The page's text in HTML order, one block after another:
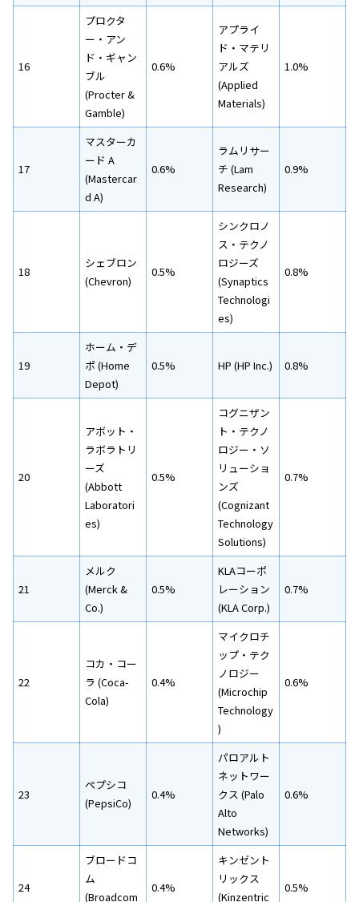
16
プロクタ
ー・アン
ド・ギャン
ブル
(Procter &
Gamble)
0.6%
アプライ
ド・マテリ
アルズ
(Applied
Materials)
1.0%
17
マスターカ
ード A
(Mastercar
d A)
0.6%
ラムリサー
チ (Lam
Research)
0.9%
18
シェブロン
(Chevron)
0.5%
シンクロノ
ス・テクノ
ロジーズ
(Synaptics
Technologi
es)
0.8%
19
ホーム・デ
ポ (Home
Depot)
0.5% HP (HP Inc.) 0.8%
20
アボット・
ラボラトリ
ーズ
(Abbott
Laboratori
es)
0.5%
コグニザン
ト・テクノ
ロジー・ソ
リューショ
ンズ
(Cognizant
Technology
Solutions)
0.7%
21
メルク
(Merck &
Co.)
0.5%
KLAコーポ
レーション
(KLA Corp.)
0.7%
22
コカ・コー
ラ (Coca-
Cola)
0.4%
マイクロチ
ップ・テク
ノロジー
(Microchip
Technology
)
0.6%
23
ペプシコ
(PepsiCo)
0.4%
パロアルト
ネットワー
クス (Palo
Alto
Networks)
0.6%
24
ブロードコ
ム
(Broadcom
0.4%
キンゼント
リックス
(Kinzentric
0.5%